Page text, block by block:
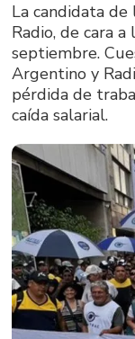
La candidata
Radio, de cara
septiembre.
Argentino y
pérdida de
caída salarial.